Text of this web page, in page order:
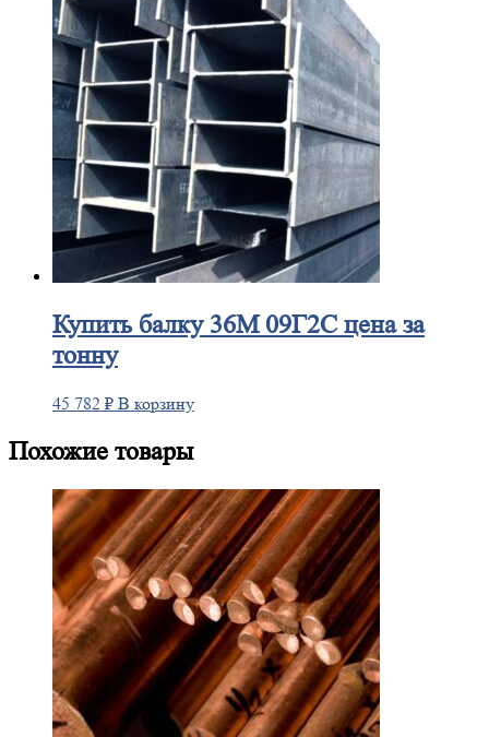
Купитьбалку 36М 09Г2С цена за
тонну
45 782 ₽ В корзину
Похожие товары